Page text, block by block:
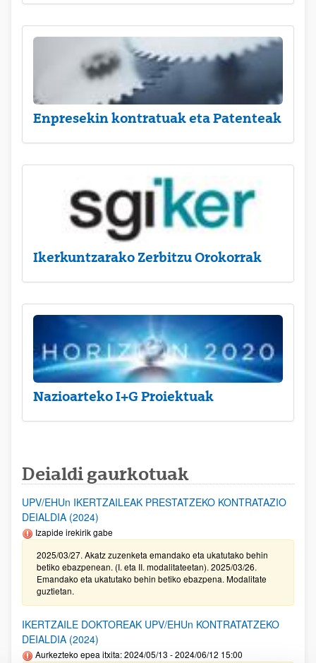
Enpresekin kontratuak eta Patenteak
Ikerkuntzarako Zerbitzu Orokorrak
Nazioarteko I+G Proiektuak
Deialdi gaurkotuak
UPV/EHUn IKERTZAILEAK PRESTATZEKO KONTRATAZIO
DEIALDIA (2024)
Izapide irekirik gabe
2025/03/27. Akatz zuzenketa emandako eta ukatutako behin
betiko ebazpenean. (I. eta II. modalitateetan). 2025/03/26.
Emandako eta ukatutako behin betiko ebazpena. Modalitate
guztietan.
IKERTZAILE DOKTOREAK UPV/EHUn KONTRATATZEKO
DEIALDIA (2024)
Aurkezteko epea itxita: 2024/05/13 - 2024/06/12 15:00